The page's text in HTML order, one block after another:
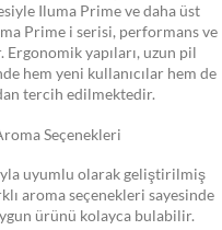
Iluma Prime ve daha üst
Prime i serisi, performans ve
yapıları, uzun pil
hem yeni kullanıcılar hem de
tercih edilmektedir.
Seçenekleri
uyumlu olarak geliştirilmiş
aroma seçenekleri sayesinde
ürünü kolayca bulabilir.